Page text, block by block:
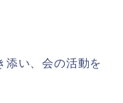
添い、会の活動を